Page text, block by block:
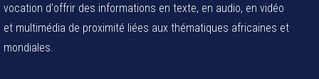
vocation d'offrir des informations en texte, en audio, en vidéo
et multimédia de proximité liées aux thématiques africaines et
mondiales.